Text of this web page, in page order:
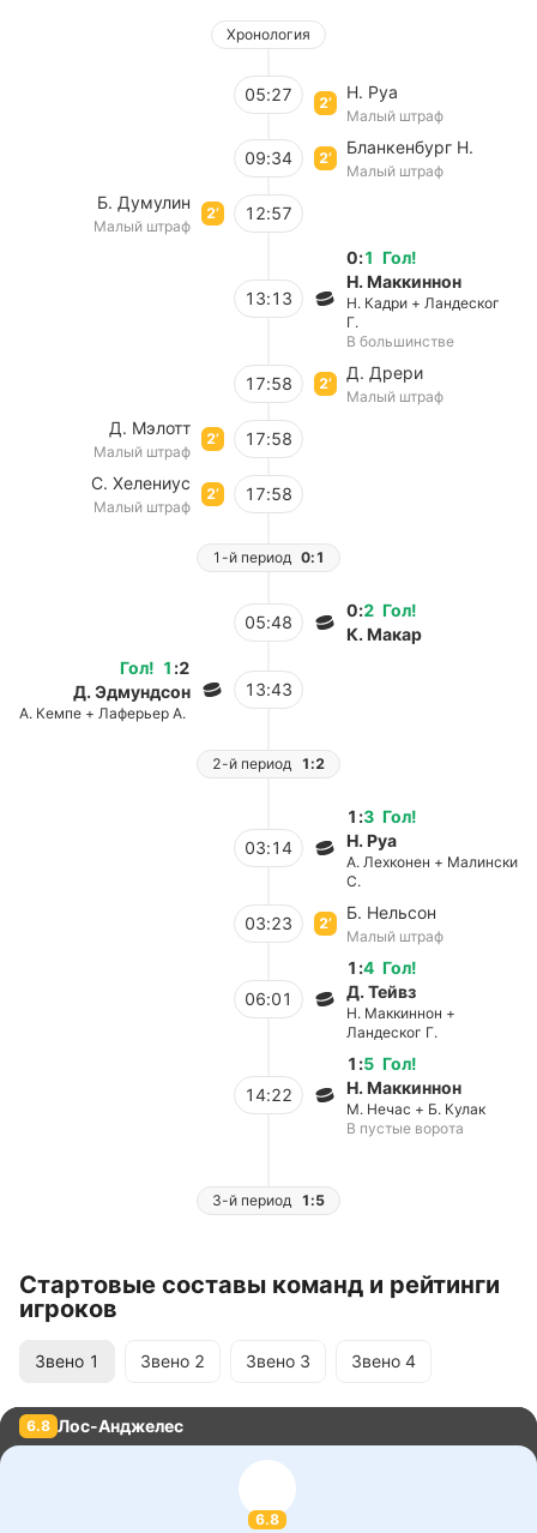
Хронология
05:27 2’
Н. Руа
Малый штраф
09:34 2’
Бланкенбург Н.
Малый штраф
2’
Б. Думулин
Малый штраф
12:57
13:13
Гол!
0:1
Н. Маккиннон
Н. Кадри + Ландеског
Г.
В большинстве
17:58 2’
Д. Дрери
Малый штраф
2’
Д. Мэлотт
Малый штраф
17:58
2’
С. Хелениус
Малый штраф
17:58
1-й период 0:1
05:48
Гол!
0:2
К. Макар
Гол! 1 :2
Д. Эдмундсон
А. Кемпе + Лаферьер А.
13:43
2-й период 1:2
03:14
Гол!
1 :3
Н. Руа
А. Лехконен + Малински
С.
03:23 2’
Б. Нельсон
Малый штраф
06:01
Гол!
1 :4
Д. Тейвз
Н. Маккиннон +
Ландеског Г.
14:22
Гол!
1 :5
Н. Маккиннон
М. Нечас + Б. Кулак
В пустые ворота
3-й период 1:5
Стартовые составы команд и рейтинги
игроков
Звено 1 Звено 2 Звено 3 Звено 4
6.8 Лос-Анджелес
6.8